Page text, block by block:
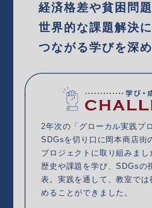
経済格差や貧困問
世界的な課題解決に
つながる学びを深め
2年次の「グローカル実践プ
SDGsを切り口に岡本商店街
プロジェクトに取り組みまし
歴史や課題を学び、SDGsの
表。実践を通して、教室では
めることができました。